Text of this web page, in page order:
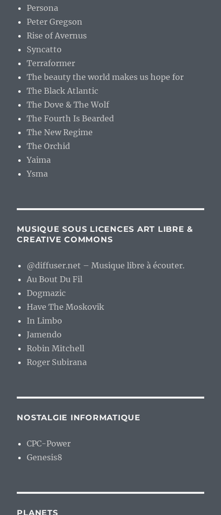
Persona
Peter Gregson
Rise of Avernus
Syncatto
Terraformer
The beauty the world makes us hope for
The Black Atlantic
The Dove & The Wolf
The Fourth Is Bearded
The New Regime
The Orchid
Yaima
Ysma
MUSIQUE SOUS LICENCES ART LIBRE &
CREATIVE COMMONS
@diffuser.net – Musique libre à écouter.
Au Bout Du Fil
Dogmazic
Have The Moskovik
In Limbo
Jamendo
Robin Mitchell
Roger Subirana
NOSTALGIE INFORMATIQUE
CPC-Power
Genesis8
PLANETS